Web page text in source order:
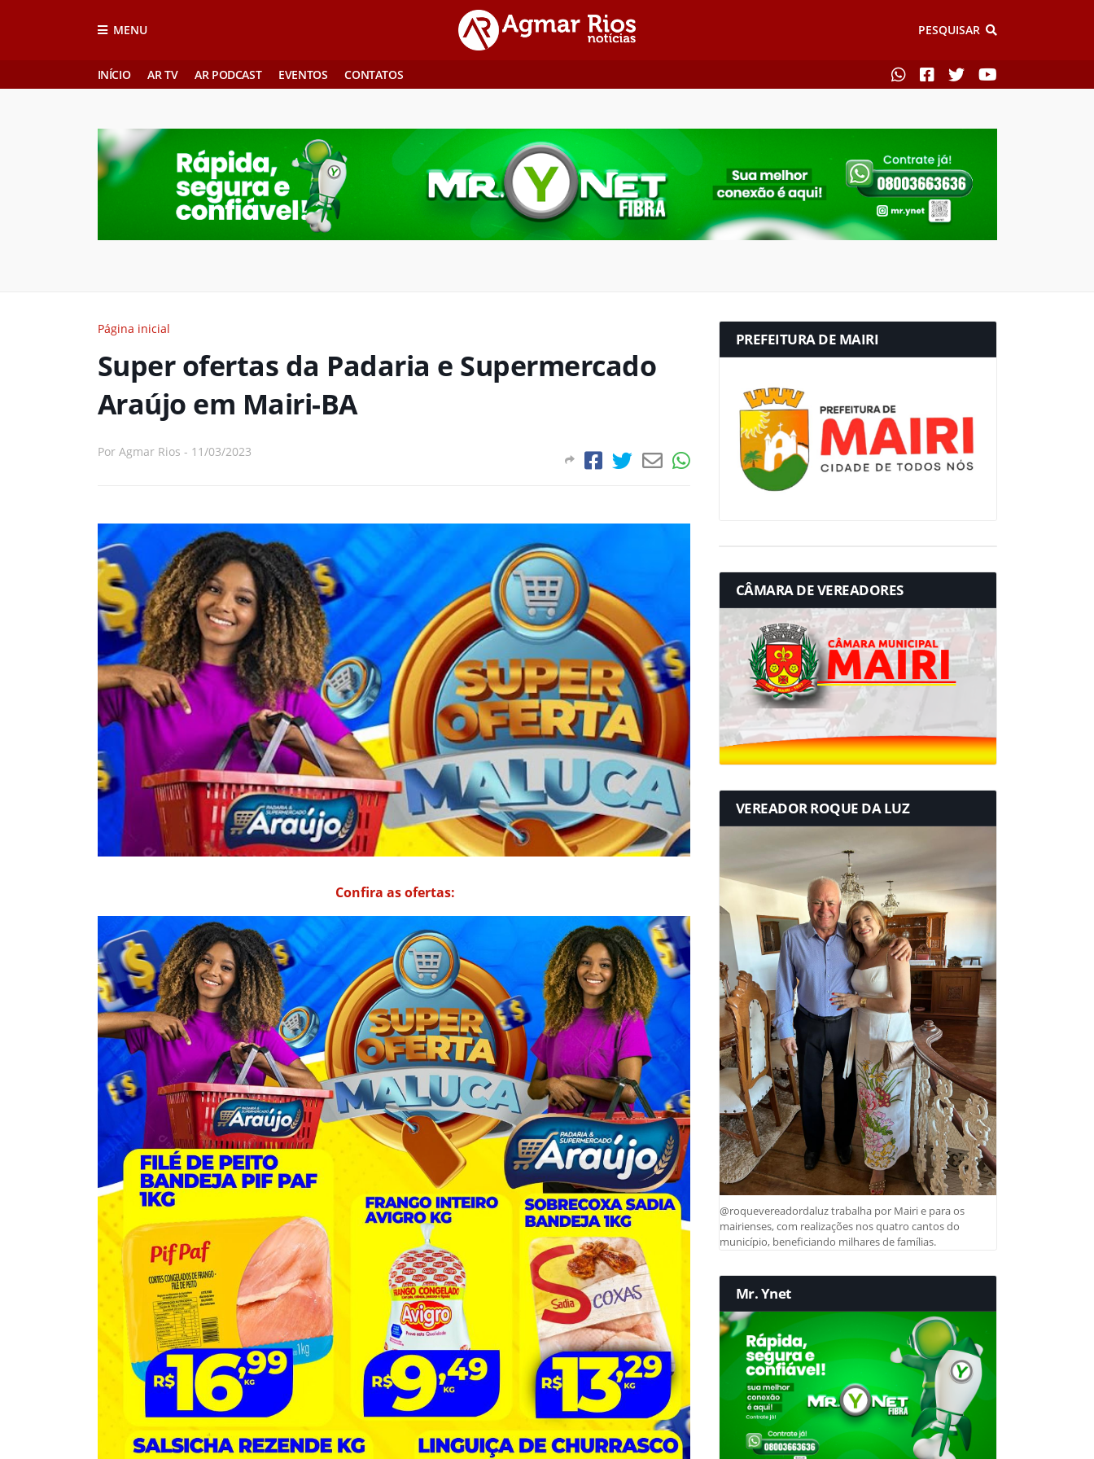
MENU PESQUISAR
INÍCIO AR TV AR PODCAST EVENTOS CONTATOS
Página inicial
Super ofertas da Padaria e Supermercado
Araújo em Mairi-BA
Por Agmar Rios - 11/03/2023
Confira as ofertas:
PREFEITURA DE MAIRI
CÂMARA DE VEREADORES
VEREADOR ROQUE DA LUZ
@roquevereadordaluz trabalha por Mairi e para os
mairienses, com realizações nos quatro cantos do
município, beneficiando milhares de famílias.
Mr. Ynet